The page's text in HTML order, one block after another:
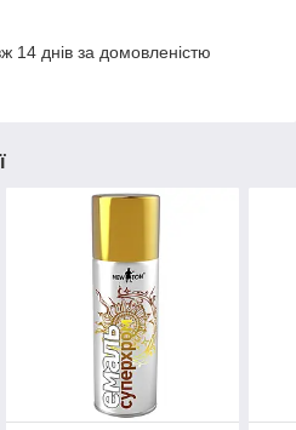
14 днів за домовленістю